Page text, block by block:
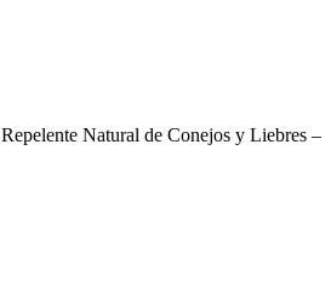
Repelente Natural de Conejos y Liebres –